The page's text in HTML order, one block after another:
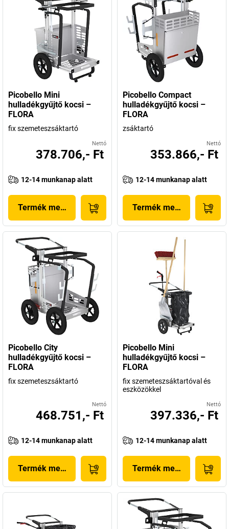
Picobello Mini
hulladékgyűjtő kocsi –
FLORA
fix szemeteszsáktartó
Nettó
378.706,- Ft
12-14 munkanap alatt
Termék megjelenítése
Picobello Compact
hulladékgyűjtő kocsi –
FLORA
zsáktartó
Nettó
353.866,- Ft
12-14 munkanap alatt
Termék megjelenítése
Picobello City
hulladékgyűjtő kocsi –
FLORA
fix szemeteszsáktartó
Nettó
468.751,- Ft
12-14 munkanap alatt
Termék megjelenítése
Picobello Mini
hulladékgyűjtő kocsi –
FLORA
fix szemeteszsáktartóval és
eszközökkel
Nettó
397.336,- Ft
12-14 munkanap alatt
Termék megjelenítése